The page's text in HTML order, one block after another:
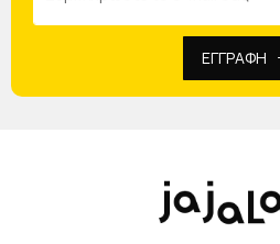
ΕΓΓΡΑΦΗ